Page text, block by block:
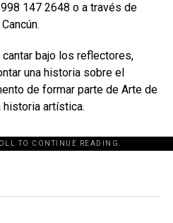
147 2648 o a través de
bajo los reflectores,
una historia sobre el
de formar parte de Arte de
historia artística.
TO CONTINUE READING.
id="243463"]